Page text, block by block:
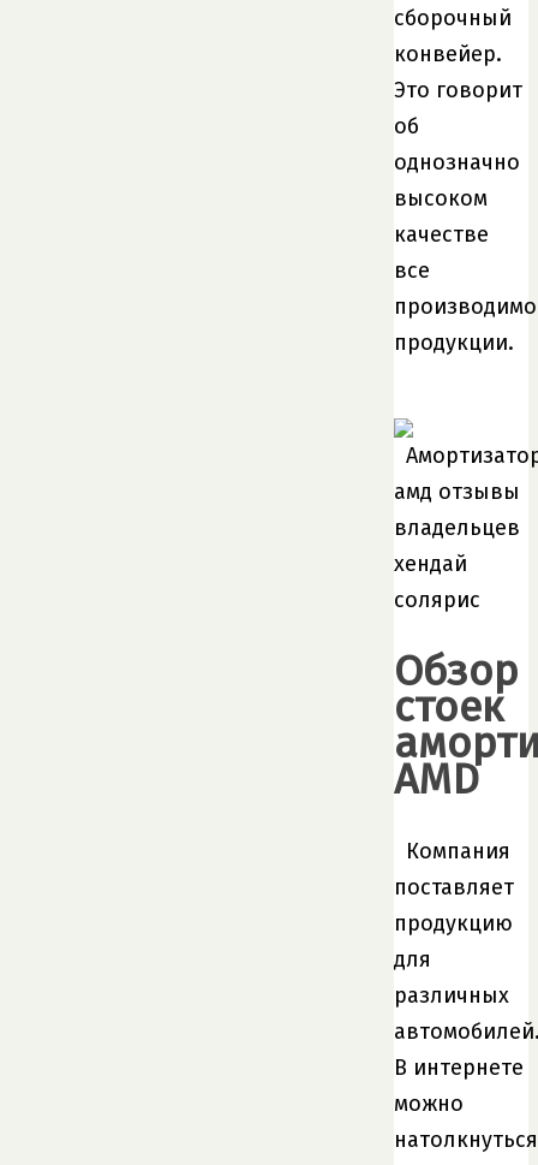
сборочный
конвейер.
Это говорит
об
однозначно
высоком
качестве
все
продукции.
Обзор
стоек
AMD
Компания
поставляет
продукцию
для
различных
В интернете
можно
натолкнуться